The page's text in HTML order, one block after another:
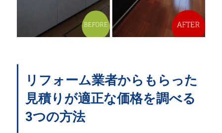
リフォーム業者からもらった
見積りが適正な価格を調べる
3つの方法